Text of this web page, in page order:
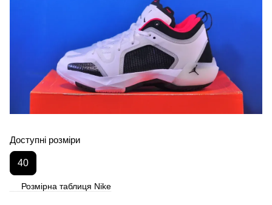
Доступні розміри
40
Розмірна таблиця Nike